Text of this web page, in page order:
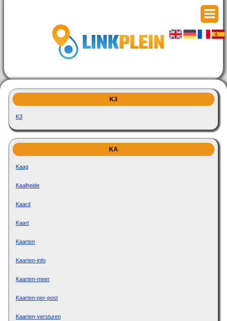
K3
K3
KA
Kaag
Kaalheide
Kaard
Kaart
Kaarten
Kaarten-info
Kaarten-meer
Kaarten-per-post
Kaarten-versturen